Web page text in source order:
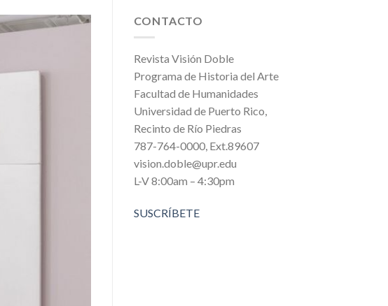
CONTACTO
Revista Visión Doble
Programa de Historia del Arte
Facultad de Humanidades
Universidad de Puerto Rico,
Recinto de Río Piedras
787-764-0000, Ext.89607
vision.doble@upr.edu
L-V 8:00am – 4:30pm
SUSCRÍBETE